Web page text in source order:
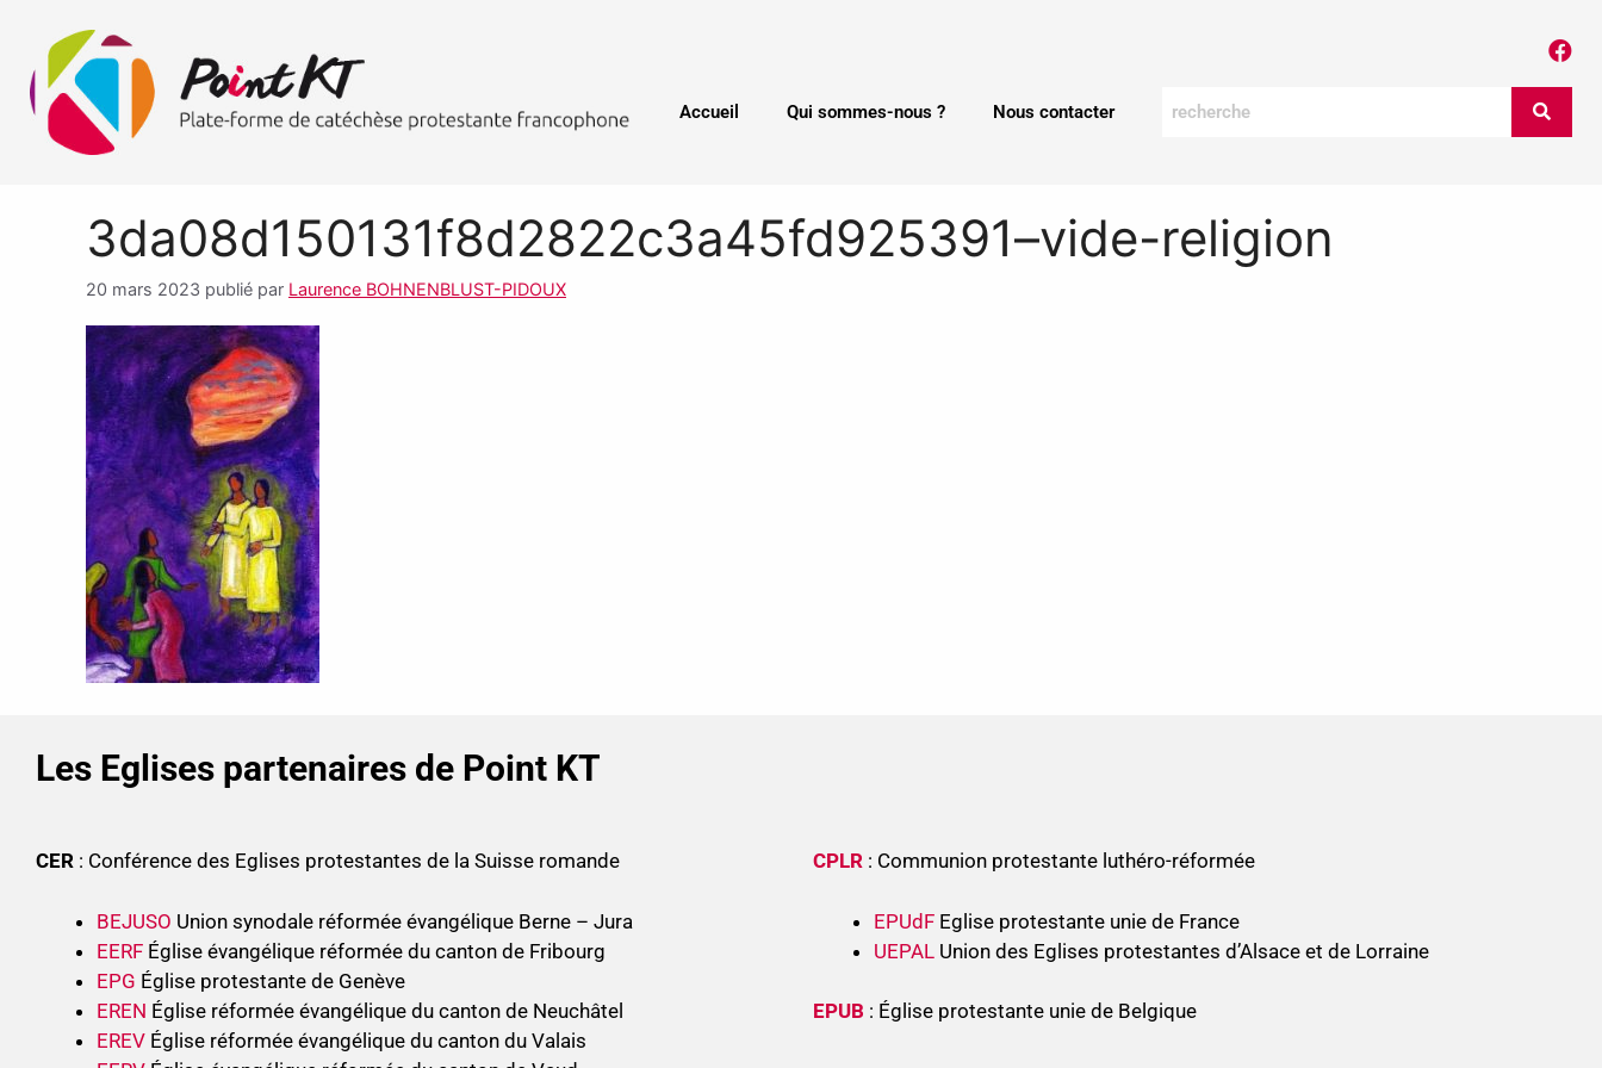
Accueil Qui sommes-nous ? Nous contacter
3da08d150131f8d2822c3a45fd925391–vide-religion
20 mars 2023 publié par Laurence BOHNENBLUST-PIDOUX
Les Eglises partenaires de Point KT
CER : Conférence des Eglises protestantes de la Suisse romande
BEJUSO Union synodale réformée évangélique Berne – Jura
EERF Église évangélique réformée du canton de Fribourg
EPG Église protestante de Genève
EREN Église réformée évangélique du canton de Neuchâtel
EREV Église réformée évangélique du canton du Valais
CPLR : Communion protestante luthéro-réformée
EPUdF Eglise protestante unie de France
UEPAL Union des Eglises protestantes d’Alsace et de Lorraine
EPUB : Église protestante unie de Belgique